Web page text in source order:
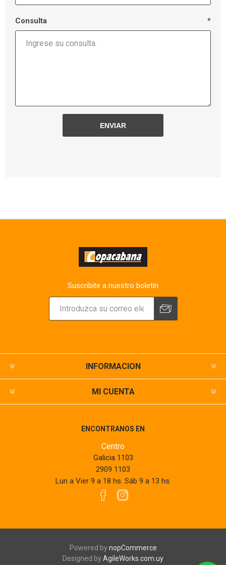
Consulta *
Suscribite a nuestro boletín
INFORMACION
MI CUENTA
ENCONTRANOS EN
Centro
Galicia 1103
2909 1103
Lun a Vier 9 a 18 hs. Sáb 9 a 13 hs.
Powered bynopCommerce
Designed byAgileWorks.com.uy